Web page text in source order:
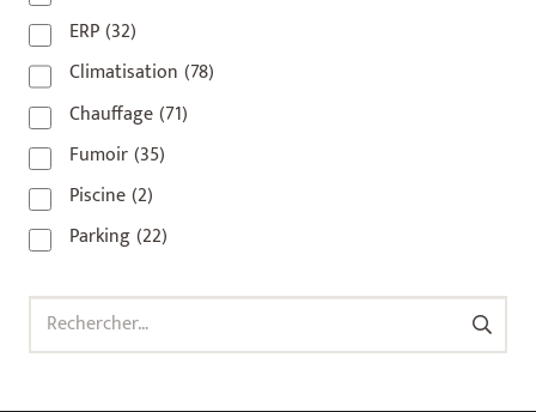
93 420(1)
93100(1)
93200
93500 (1)
ERP(32)
Climatisation (78)
Chauffage(71)
Fumoir(35)
Piscine(2)
Parking(22)
Rechercher :